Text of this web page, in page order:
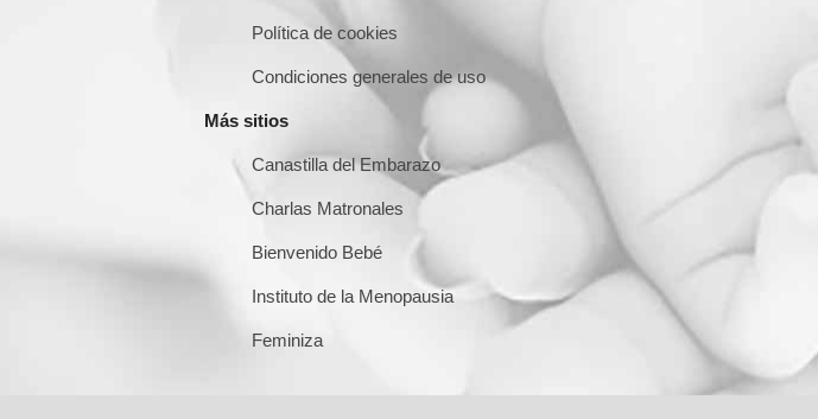
Política de cookies
Condiciones generales de uso
Más sitios
Canastilla del Embarazo
Charlas Matronales
Bienvenido Bebé
Instituto de la Menopausia
Feminiza